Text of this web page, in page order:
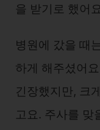
을 받기로 했어
병원에 갔을 때
하게 해주셨어
긴장했지만, 크
고요. 주사를 맞